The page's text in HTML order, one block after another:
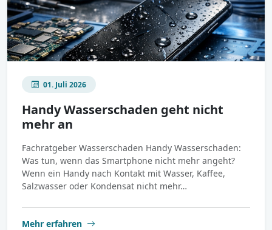
01. Juli 2026
Handy Wasserschaden geht nicht
mehr an
Fachratgeber Wasserschaden Handy Wasserschaden:
Was tun, wenn das Smartphone nicht mehr angeht?
Wenn ein Handy nach Kontakt mit Wasser, Kaffee,
Salzwasser oder Kondensat nicht mehr…
Mehr erfahren